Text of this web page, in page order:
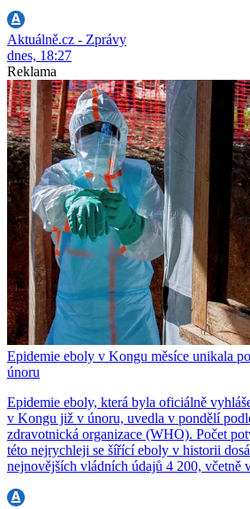
Aktuálně.cz - Zprávy
dnes, 18:27
Reklama
Epidemie eboly v Kongu měsíce unikala
únoru
Epidemie eboly, která byla oficiálně
v Kongu již v únoru, uvedla v pondělí
zdravotnická organizace (WHO). Počet
této nejrychleji se šířící eboly v historii
nejnovějších vládních údajů 4 200, včetně